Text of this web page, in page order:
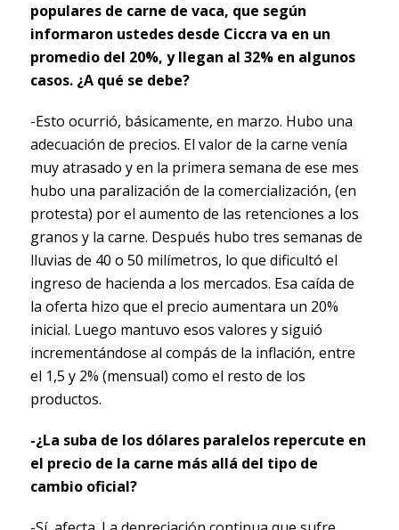
populares de carne de vaca, que según
informaron ustedes desde Ciccra va en un
promedio del 20%, y llegan al 32% en algunos
casos. ¿A qué se debe?
-Esto ocurrió, básicamente, en marzo. Hubo una
adecuación de precios. El valor de la carne venía
muy atrasado y en la primera semana de ese mes
hubo una paralización de la comercialización, (en
protesta) por el aumento de las retenciones a los
granos y la carne. Después hubo tres semanas de
lluvias de 40 o 50 milímetros, lo que dificultó el
ingreso de hacienda a los mercados. Esa caída de
la oferta hizo que el precio aumentara un 20%
inicial. Luego mantuvo esos valores y siguió
incrementándose al compás de la inflación, entre
el 1,5 y 2% (mensual) como el resto de los
productos.
-¿La suba de los dólares paralelos repercute en
el precio de la carne más allá del tipo de
cambio oficial?